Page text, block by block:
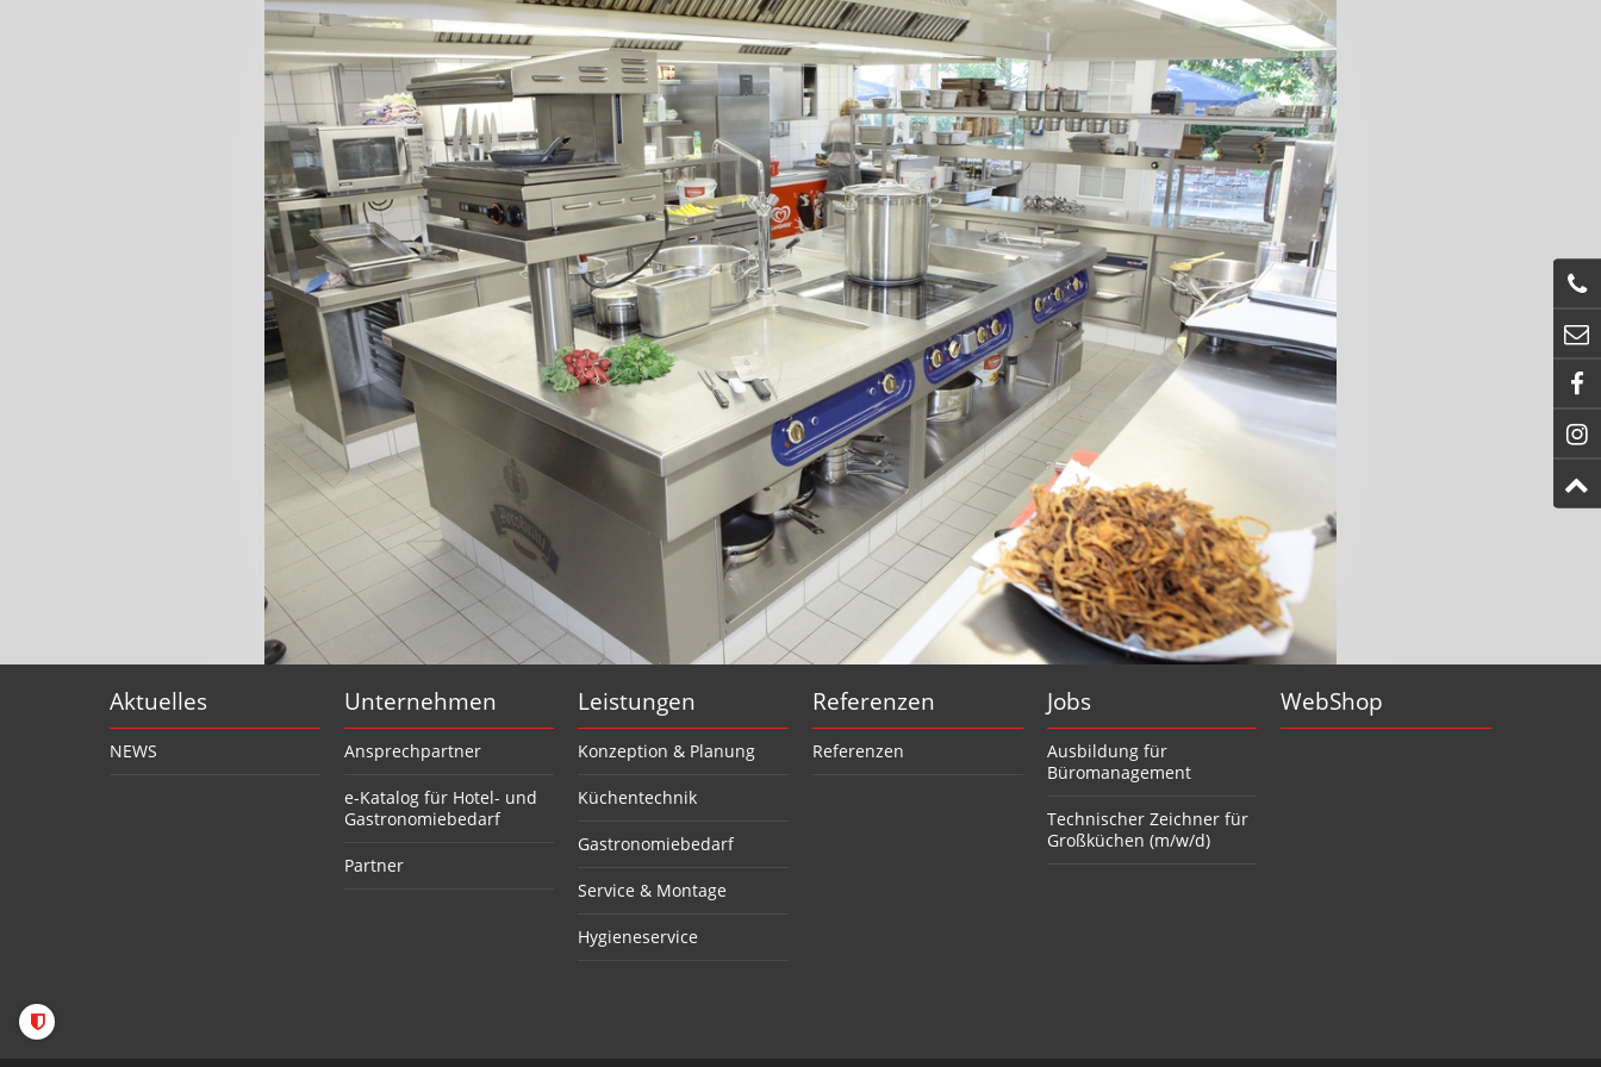
Aktuelles
NEWS
Unternehmen
Ansprechpartner
e-Katalog für Hotel- und
Gastronomiebedarf
Partner
Leistungen
Konzeption & Planung
Küchentechnik
Gastronomiebedarf
Service & Montage
Hygieneservice
Referenzen
Referenzen
Jobs
Ausbildung für
Büromanagement
Technischer Zeichner für
Großküchen (m/w/d)
WebShop